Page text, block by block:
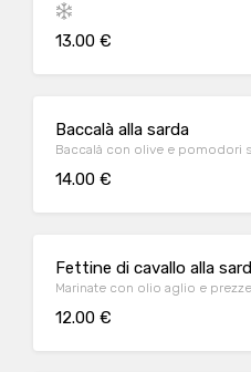
13.00 €
Baccalà alla sarda
Baccalà con olive e pomodori
14.00 €
Fettine di cavallo alla
Marinate con olio aglio e
12.00 €